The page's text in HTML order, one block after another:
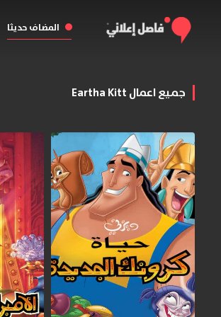
المضاف حديثا
جميع اعمال Eartha Kitt